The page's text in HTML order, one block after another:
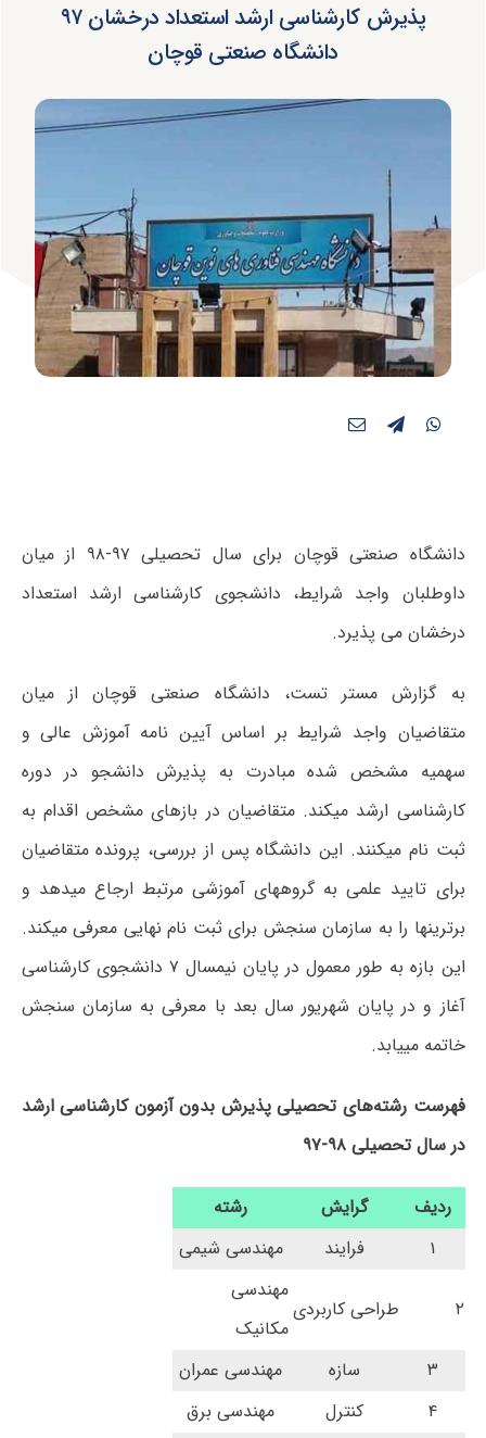
پذیرش کارشناسی ارشد استعداد درخشان ۹۷
دانشگاه صنعتی قوچان
دانشگاه صنعتی قوچان برای سال تحصیلی ۹۷-۹۸ از میان
داوطلبان واجد شرایط، دانشجوی کارشناسی ارشد استعداد
درخشان می پذیرد.
به گزارش مستر تست، دانشگاه صنعتی قوچان از میان
متقاضیان واجد شرایط بر اساس آیین نامه آموزش عالی و
سهمیه مشخص شده مبادرت به پذیرش دانشجو در دوره
کارشناسی ارشد می‎کند. متقاضیان در بازه‏ای مشخص اقدام به
ثبت نام می‎کنند. این دانشگاه پس از بررسی، پرونده متقاضیان
برای تایید علمی به گروه‎های آموزشی مرتبط ارجاع می‎دهد و
برترین‏‎ها را به سازمان سنجش برای ثبت نام نهایی معرفی می‎کند.
این بازه به طور معمول در پایان نیمسال ۷ دانشجوی کارشناسی
آغاز و در پایان شهریور سال بعد با معرفی به سازمان سنجش
خاتمه می‎یابد.
فهرست رشته‌های تحصیلی پذیرش بدون آزمون کارشناسی ارشد
در سال تحصیلی ۹۸-۹۷
ردیف گرایش
رشته
۱
فرایند مهندسی شیمی
۲ طراحی کاربردی
مهندسی
مکانیک
۳
سازه
مهندسی عمران
۴
کنترل
مهندسی برق